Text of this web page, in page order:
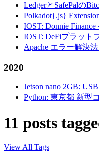
LedgerとSafePalの
Polkadot{.js}
IOST: Donnie
IOST: DeFiプラット
Apache エラー解決法
2020
Jetson nano 2GB:
Python: 東京都 新型
11 posts
View All Tags